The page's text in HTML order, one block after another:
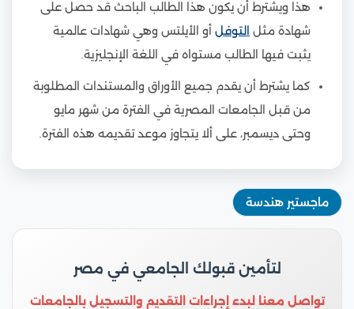
هذا ويشترط أن يكون هذا الطالب الباحث قد حصل على
شهادة مثل
التوفل أو الأيلتس وهي شهادات عالمية
يثبت فيها الطالب مستواه في اللغة الإنجليزية.
كما يشترط أن يقدم جميع الأوراق والمستندات المطلوبة
من قبل الجامعات المصرية في الفترة من شهر مايو
وحتى ديسمبر، على ألا يتجاوز موعد تقديمه هذه الفترة.
ماجستير هندسة
لتأمين قبولك الجامعي في مصر
تواصل معنا لبدء إجراءات التقديم والتسجيل بالجامعات